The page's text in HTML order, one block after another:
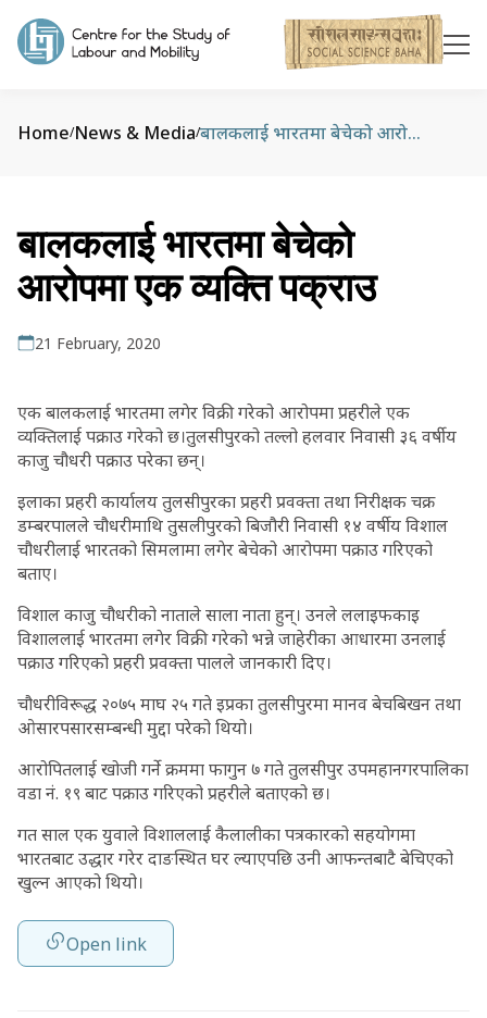
Home/News & Media/ बालकलाई भारतमा बेचेको आरोपमा एक व्यक्ति पक्राउ
बालकलाई भारतमा बेचेको
आरोपमा एक व्यक्ति पक्राउ
21 February, 2020
एक बालकलाई भारतमा लगेर विक्री गरेको आरोपमा प्रहरीले एक
व्यक्तिलाई पक्राउ गरेको छ।तुलसीपुरको तल्लो हलवार निवासी ३६ वर्षीय
काजु चौधरी पक्राउ परेका छन्।
इलाका प्रहरी कार्यालय तुलसीपुरका प्रहरी प्रवक्ता तथा निरीक्षक चक्र
डम्बरपालले चौधरीमाथि तुसलीपुरको बिजौरी निवासी १४ वर्षीय विशाल
चौधरीलाई भारतको सिमलामा लगेर बेचेको आरोपमा पक्राउ गरिएको
बताए।
विशाल काजु चौधरीको नाताले साला नाता हुन्। उनले ललाइफकाइ
विशाललाई भारतमा लगेर विक्री गरेको भन्ने जाहेरीका आधारमा उनलाई
पक्राउ गरिएको प्रहरी प्रवक्ता पालले जानकारी दिए।
चौधरीविरूद्ध २०७५ माघ २५ गते इप्रका तुलसीपुरमा मानव बेचबिखन तथा
ओसारपसारसम्बन्धी मुद्दा परेको थियो।
आरोपितलाई खोजी गर्ने क्रममा फागुन ७ गते तुलसीपुर उपमहानगरपालिका
वडा नं. १९ बाट पक्राउ गरिएको प्रहरीले बताएको छ।
गत साल एक युवाले विशाललाई कैलालीका पत्रकारको सहयोगमा
भारतबाट उद्धार गरेर दाङस्थित घर ल्याएपछि उनी आफन्तबाटै बेचिएको
खुल्न आएको थियो।
Open link